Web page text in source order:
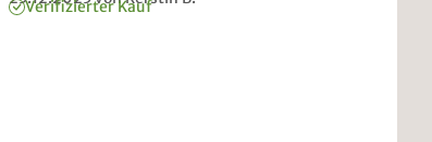
Verifizierter Kauf